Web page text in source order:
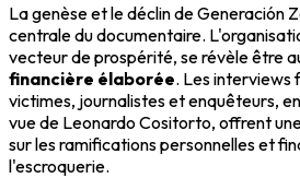
La genèse et le déclin de Generación
centrale du documentaire.
vecteur de prospérité, se révèle être
financière élaborée. Les interviews
victimes, journalistes et enquêteurs,
vue de Leonardo Cositorto, offrent
sur les ramifications personnelles et
l'escroquerie.